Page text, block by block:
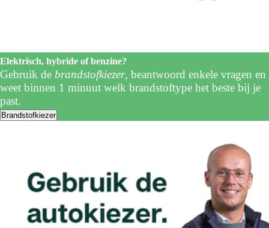
Elektrisch, hybride of benzine?
Gebruik de brandstofkiezer, beantwoord enkele vragen en
weet binnen 1 minuut welk brandstoftype het beste bij je
past.
Brandstofkiezer